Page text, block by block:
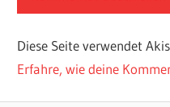
Diese Seite verwendet
Erfahre, wie deine